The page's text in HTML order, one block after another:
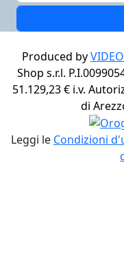
Produced by
Shop s.r.l.
51.129,23 € i.v.
di
Leggi le Condizioni